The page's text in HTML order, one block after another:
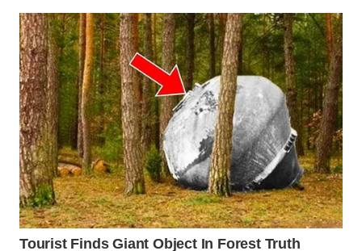
PAKPAK
WN
KARAWANG
WN
BEKASI
WN
BOGOR
WN